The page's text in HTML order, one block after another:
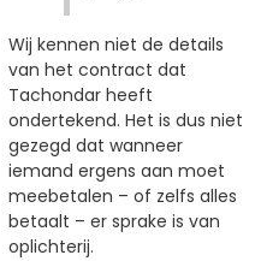
Wij kennen niet de details
van het contract dat
Tachondar heeft
ondertekend. Het is dus niet
gezegd dat wanneer
iemand ergens aan moet
meebetalen – of zelfs alles
betaalt – er sprake is van
oplichterij.